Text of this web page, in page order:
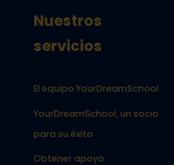
Nuestros
servicios
El equipo YourDreamSchool
YourDreamSchool, un socio
para su éxito
Obtener apoyo